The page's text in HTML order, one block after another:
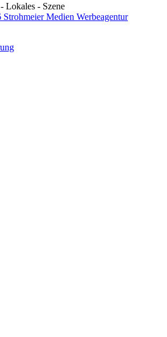
Lokales - Szene
Medien Werbeagentur